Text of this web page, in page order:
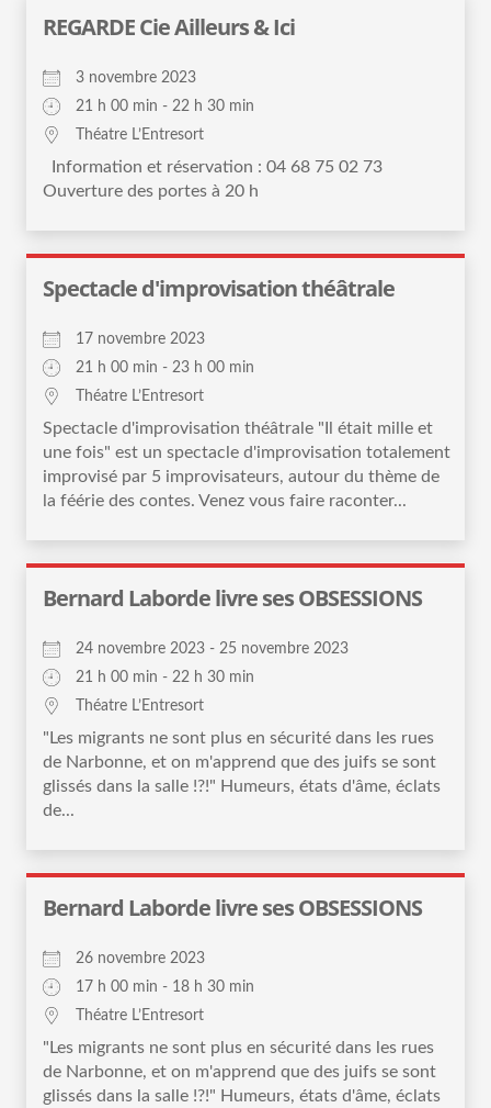
REGARDE Cie Ailleurs & Ici
3 novembre 2023
21 h 00 min - 22 h 30 min
Théatre L’Entresort
Information et réservation : 04 68 75 02 73
Ouverture des portes à 20 h
Spectacle d'improvisation théâtrale
17 novembre 2023
21 h 00 min - 23 h 00 min
Théatre L’Entresort
Spectacle d'improvisation théâtrale "Il était mille et
une fois" est un spectacle d'improvisation totalement
improvisé par 5 improvisateurs, autour du thème de
la féérie des contes. Venez vous faire raconter...
Bernard Laborde livre ses OBSESSIONS
24 novembre 2023 - 25 novembre 2023
21 h 00 min - 22 h 30 min
Théatre L’Entresort
"Les migrants ne sont plus en sécurité dans les rues
de Narbonne, et on m'apprend que des juifs se sont
glissés dans la salle !?!" Humeurs, états d'âme, éclats
de...
Bernard Laborde livre ses OBSESSIONS
26 novembre 2023
17 h 00 min - 18 h 30 min
Théatre L’Entresort
"Les migrants ne sont plus en sécurité dans les rues
de Narbonne, et on m'apprend que des juifs se sont
glissés dans la salle !?!" Humeurs, états d'âme, éclats